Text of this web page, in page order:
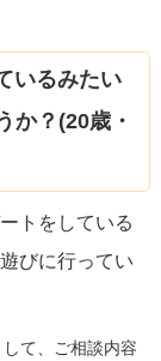
いるみたい
か？(20歳・
トをしている
びに行ってい
て、ご相談内容